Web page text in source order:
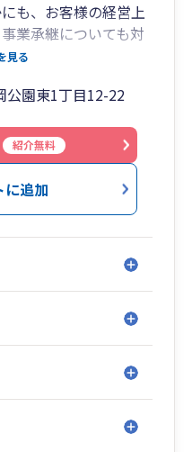
も、お客様の経営上
業承継についても対
困りのお客様も、ぜ
的に私自身が直接対
気軽にご連絡くださ
見る
公園東1丁目12-22
紹介無料
に追加